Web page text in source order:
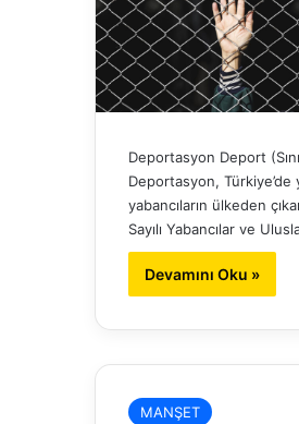
Deportasyon Deport
Deportasyon, Türkiye’de
yabancıların ülkeden
Sayılı Yabancılar ve
Devamını Oku »
MANŞET